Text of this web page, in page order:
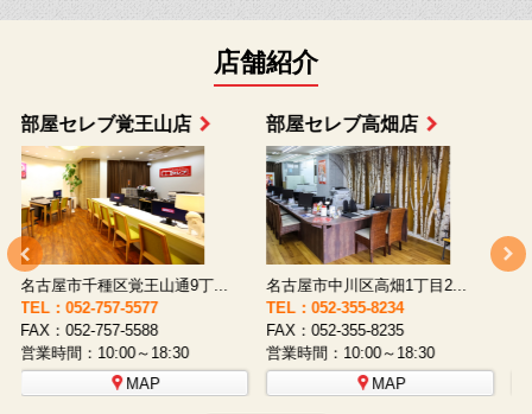
店舗紹介
部屋セレブ上小田井店
名古屋市西区八筋町277 ...
TEL：052-508-5933
FAX：052-508-5930
営業時間：10:00～18:30
MAP
部屋セレブ中村店
名古屋市中村区太閤通9-1...
TEL：052-481-0853
FAX：052-481-3587
営業時間：10:00～18:30
MAP